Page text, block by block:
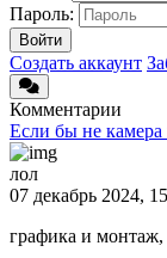
Пароль:
Войти
Создать аккаунт
Комментарии
Если бы не
лол
07 декабрь 2024,
графика и монтаж,